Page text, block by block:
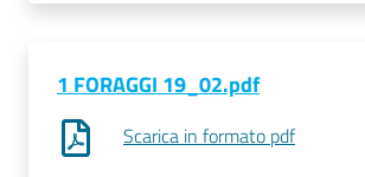
1 FORAGGI 19_02.pdf
Scarica in formato pdf